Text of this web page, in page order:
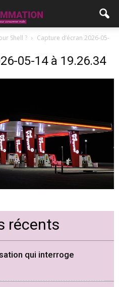
Shell ?
Capture d’écran 2026-05-
05-14 à 19.26.34
récents
qui interroge